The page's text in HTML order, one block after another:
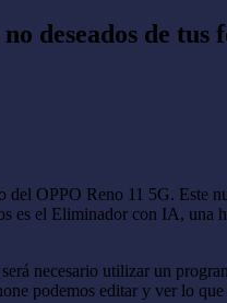
deseados de tus
OPPO Reno 11 5G.
es el Eliminador con IA,
necesario utilizar un
podemos editar y ver lo